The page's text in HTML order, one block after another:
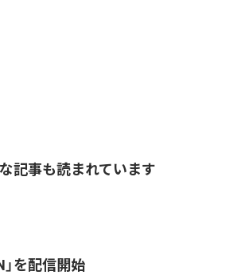
記事も読まれています
」を配信開始